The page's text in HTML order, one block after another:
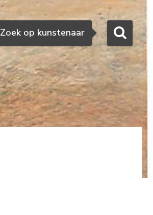
Zoeken
Zoek op kunstenaar